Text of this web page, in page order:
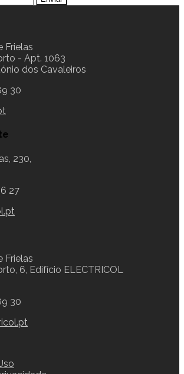
Frielas
- Apt. 1063
dos Cavaleiros
30
230,
27
Frielas
6, Edifício ELECTRICOL
30